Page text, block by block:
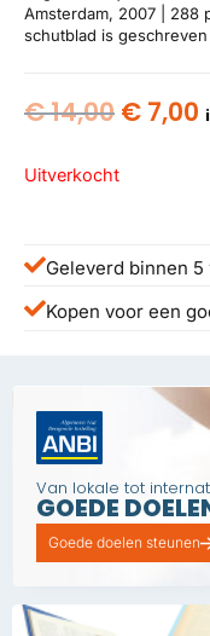
Amsterdam, 2007 | 288
schutblad is geschreven
€14,00 € 7,00
Uitverkocht
Geleverd binnen 5
Kopen voor een
Van lokale tot
GOEDE
Goede doelen steunen